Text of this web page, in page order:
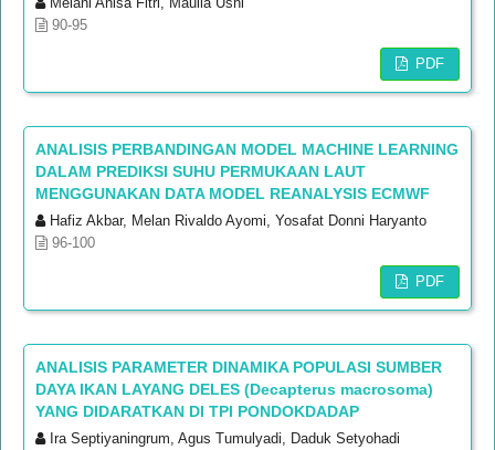
90-95
PDF
ANALISIS PERBANDINGAN MODEL MACHINE LEARNING
DALAM PREDIKSI SUHU PERMUKAAN LAUT
MENGGUNAKAN DATA MODEL REANALYSIS ECMWF
Hafiz Akbar, Melan Rivaldo Ayomi, Yosafat Donni Haryanto
96-100
PDF
ANALISIS PARAMETER DINAMIKA POPULASI SUMBER
DAYA IKAN LAYANG DELES (Decapterus macrosoma)
YANG DIDARATKAN DI TPI PONDOKDADAP
Ira Septiyaningrum, Agus Tumulyadi, Daduk Setyohadi